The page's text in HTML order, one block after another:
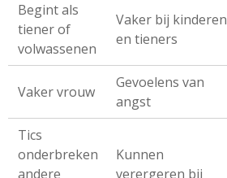
Begint als
tiener of
volwassenen
Vaker bij kinderen
en tieners
Vaker vrouw
Gevoelens van
angst
Tics
onderbreken
andere
Kunnen
verergeren bij